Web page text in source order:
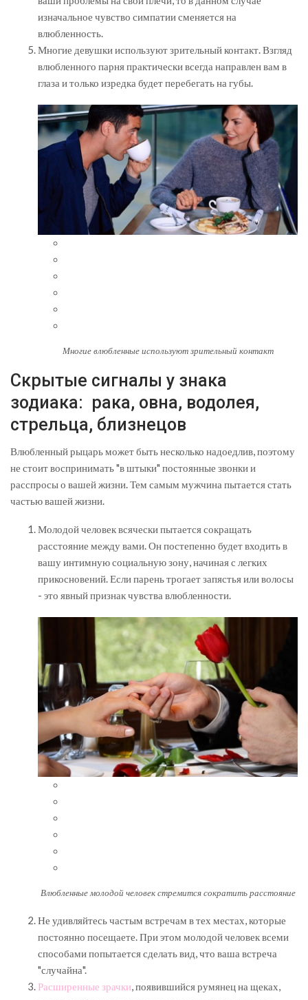
изначальное чувство симпатии сменяется на
влюбленность.
Многие девушки используют зрительный контакт. Взгляд
влюбленного парня практически всегда направлен вам в
глаза и только изредка будет перебегать на губы.
Многие влюбленные используют зрительный контакт
Скрытые сигналы у знака
зодиака: рака, овна, водолея,
стрельца, близнецов
Влюбленный рыцарь может быть несколько надоедлив, поэтому
не стоит воспринимать "в штыки" постоянные звонки и
расспросы о вашей жизни. Тем самым мужчина пытается стать
частью вашей жизни.
Молодой человек всячески пытается сокращать
расстояние между вами. Он постепенно будет входить в
вашу интимную социальную зону, начиная с легких
прикосновений. Если парень трогает запястья или волосы
- это явный признак чувства влюбленности.
Влюбленные молодой человек стремится сократить расстояние
Не удивляйтесь частым встречам в тех местах, которые
постоянно посещаете. При этом молодой человек всеми
способами попытается сделать вид, что ваша встреча
"случайна".
Расширенные зрачки, появившийся румянец на щеках,